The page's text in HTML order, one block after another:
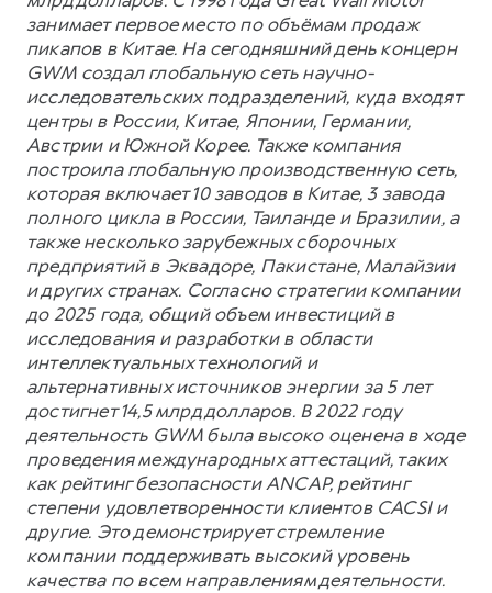
занимает первое место по объёмам продаж
пикапов в Китае. На сегодняшний день концерн
GWM создал глобальную сеть научно-
исследовательских подразделений, куда входят
центры в России, Китае, Японии, Германии,
Австрии и Южной Корее. Также компания
построила глобальную производственную сеть,
которая включает 10 заводов в Китае, 3 завода
полного цикла в России, Таиланде и Бразилии, а
также несколько зарубежных сборочных
предприятий в Эквадоре, Пакистане, Малайзии
и других странах. Согласно стратегии компании
до 2025 года, общий объем инвестиций в
исследования и разработки в области
интеллектуальных технологий и
альтернативных источников энергии за 5 лет
достигнет 14,5 млрд долларов. В 2022 году
деятельность GWM была высоко оценена в ходе
проведения международных аттестаций, таких
как рейтинг безопасности ANCAP, рейтинг
степени удовлетворенности клиентов CACSI и
другие. Это демонстрирует стремление
компании поддерживать высокий уровень
качества по всем направлениям деятельности.